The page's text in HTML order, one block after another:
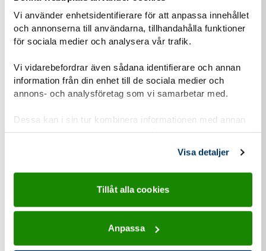
Vi använder enhetsidentifierare för att anpassa innehållet
och annonserna till användarna, tillhandahålla funktioner
för sociala medier och analysera vår trafik.
Vi vidarebefordrar även sådana identifierare och annan
information från din enhet till de sociala medier och
annons- och analysföretag som vi samarbetar med.
Dessa kan i sin tur kombinera informationen med annan
information som du har tillhandahållit eller som de har
Visa detaljer
Tillåt alla cookies
Anpassa
Därför vill vi berätta om vår hantering av
personuppgifter och om dataskyddsförordningen
(GDPR).
Läs mer om vår personuppgiftshantering
Adressadress för Equmenia Rotebro
Ytterbyvägen 4 B
192 76Sollentuna